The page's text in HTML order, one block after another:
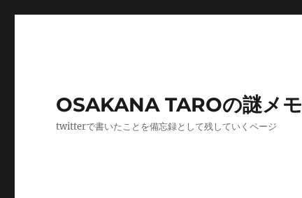
OSAKANA TAROの謎メモ
twitterで書いたことを備忘録として残していくページ